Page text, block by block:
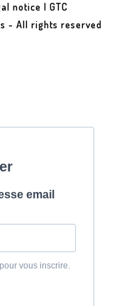
notice | GTC
- All rights reserved